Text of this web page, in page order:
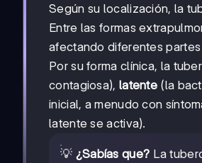
Según su localización, la
Entre las formas
afectando diferentes
Por su forma clínica, la
contagiosa), latente (la
inicial, a menudo con
latente se activa).
💡 ¿Sabías que? La